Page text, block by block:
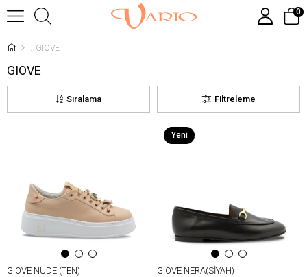
0
GIOVE
GIOVE
Filtreleme
Sıralama
GIOVE NUDE (TEN)
GIOVE NERA(SİYAH)
Yeni